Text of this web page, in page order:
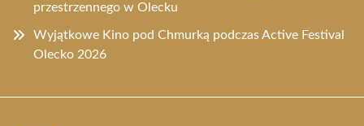
przestrzennego w Olecku
Wyjątkowe Kino pod Chmurką podczas Active Festival
Olecko 2026